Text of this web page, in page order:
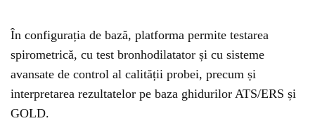
În configurația de bază, platforma permite testarea
spirometrică, cu test bronhodilatator și cu sisteme
avansate de control al calității probei, precum și
interpretarea rezultatelor pe baza ghidurilor ATS/ERS și
GOLD.